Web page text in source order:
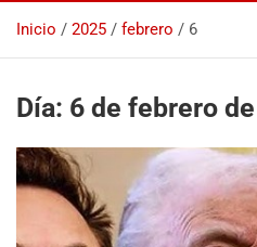
Inicio 2025 febrero 6
Día: 6 de febrero